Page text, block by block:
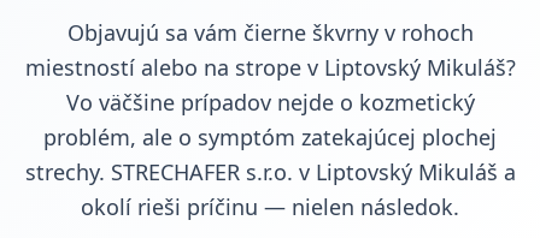
Objavujú sa vám čierne škvrny v rohoch
miestností alebo na strope v Liptovský Mikuláš?
Vo väčšine prípadov nejde o kozmetický
problém, ale o symptóm zatekajúcej plochej
strechy. STRECHAFER s.r.o. v Liptovský Mikuláš a
okolí rieši príčinu — nielen následok.